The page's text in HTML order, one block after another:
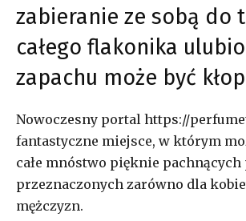
zabieranie ze sobą do
całego flakonika
zapachu może być
Nowoczesny portal https://
fantastyczne miejsce, w którym
całe mnóstwo pięknie
przeznaczonych zarówno dla
mężczyzn.